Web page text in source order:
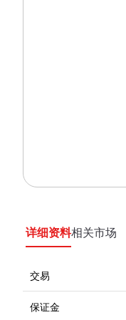
详细资料相关市场